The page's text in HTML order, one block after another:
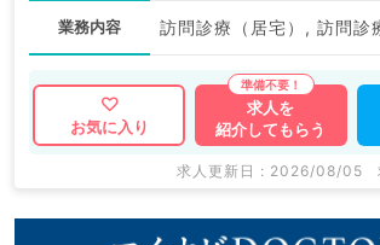
業務内容 訪問診療（居宅）, 訪問診
お気に入り
求人を
紹介してもらう
求人更新日 : 2026/08/05